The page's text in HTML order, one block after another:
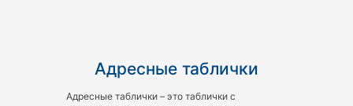
Адресные таблички
Адресные таблички – это таблички с